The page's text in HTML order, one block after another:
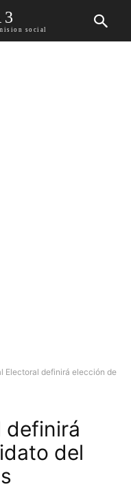
3
social
Electoral definirá elección de
definirá
del